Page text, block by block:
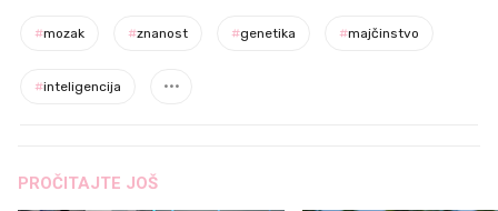
#mozak #znanost #genetika #majčinstvo
#inteligencija
PROČITAJTE JOŠ